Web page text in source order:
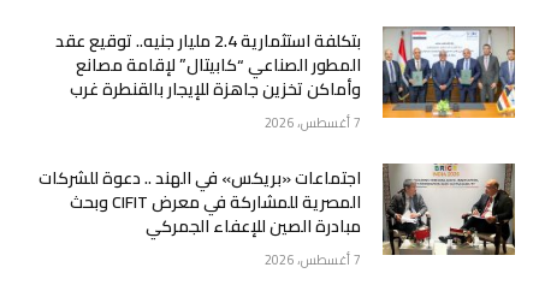
بتكلفة استثمارية 2.4 مليار جنيه.. توقيع عقد
المطور الصناعي “كابيتال” لإقامة مصانع
وأماكن تخزين جاهزة للإيجار بالقنطرة غرب
7 أغسطس، 2026
اجتماعات «بريكس» في الهند .. دعوة للشركات
المصرية للمشاركة في معرض CIFIT وبحث
مبادرة الصين للإعفاء الجمركي
7 أغسطس، 2026